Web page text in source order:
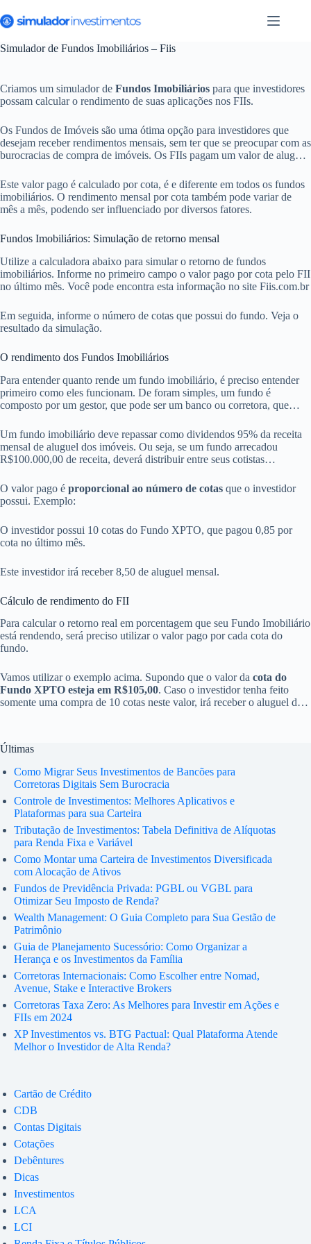
para
o
conteúdo
Simulador de Fundos Imobiliários – Fiis
Criamos um simulador de Fundos Imobiliários para que investidores
possam calcular o rendimento de suas aplicações nos FIIs.
Os Fundos de Imóveis são uma ótima opção para investidores que
desejam receber rendimentos mensais, sem ter que se preocupar com as
burocracias de compra de imóveis. Os FIIs pagam um valor de aluguel
Este valor pago é calculado por cota, é e diferente em todos os fundos
imobiliários. O rendimento mensal por cota também pode variar de
mês a mês, podendo ser influenciado por diversos fatores.
Fundos Imobiliários: Simulação de retorno mensal
Utilize a calculadora abaixo para simular o retorno de fundos
imobiliários. Informe no primeiro campo o valor pago por cota pelo FII
no último mês. Você pode encontra esta informação no site Fiis.com.br
Em seguida, informe o número de cotas que possui do fundo. Veja o
resultado da simulação.
O rendimento dos Fundos Imobiliários
Para entender quanto rende um fundo imobiliário, é preciso entender
primeiro como eles funcionam. De foram simples, um fundo é
composto por um gestor, que pode ser um banco ou corretora, que
todos os cotistas, que passam a receber um parte do aluguel das salas,
galpões ou lajes que integrem o imóvel.
Um fundo imobiliário deve repassar como dividendos 95% da receita
mensal de aluguel dos imóveis. Ou seja, se um fundo arrecadou
R$100.000,00 de receita, deverá distribuir entre seus cotistas
O valor pago é proporcional ao número de cotas que o investidor
possui. Exemplo:
O investidor possui 10 cotas do Fundo XPTO, que pagou 0,85 por
cota no último mês.
Este investidor irá receber 8,50 de aluguel mensal.
Cálculo de rendimento do FII
Para calcular o retorno real em porcentagem que seu Fundo Imobiliário
está rendendo, será preciso utilizar o valor pago por cada cota do
fundo.
Vamos utilizar o exemplo acima. Supondo que o valor da cota do
Fundo XPTO esteja em R$105,00. Caso o investidor tenha feito
somente uma compra de 10 cotas neste valor, irá receber o aluguel de
Últimas
Como Migrar Seus Investimentos de Bancões para
Corretoras Digitais Sem Burocracia
Controle de Investimentos: Melhores Aplicativos e
Plataformas para sua Carteira
Tributação de Investimentos: Tabela Definitiva de Alíquotas
para Renda Fixa e Variável
Como Montar uma Carteira de Investimentos Diversificada
com Alocação de Ativos
Fundos de Previdência Privada: PGBL ou VGBL para
Otimizar Seu Imposto de Renda?
Wealth Management: O Guia Completo para Sua Gestão de
Patrimônio
Guia de Planejamento Sucessório: Como Organizar a
Herança e os Investimentos da Família
Corretoras Internacionais: Como Escolher entre Nomad,
Avenue, Stake e Interactive Brokers
Corretoras Taxa Zero: As Melhores para Investir em Ações e
FIIs em 2024
XP Investimentos vs. BTG Pactual: Qual Plataforma Atende
Melhor o Investidor de Alta Renda?
Cartão de Crédito
CDB
Contas Digitais
Cotações
Debêntures
Dicas
Investimentos
LCA
LCI